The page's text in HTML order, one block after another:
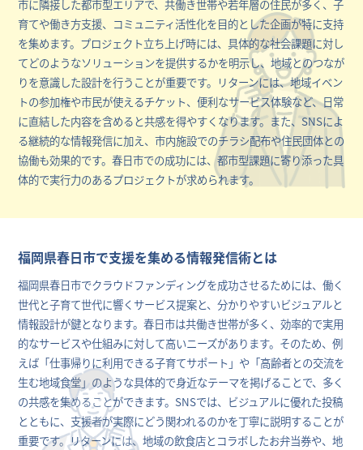
市に隣接した都市型エリアで、共働き世帯や若年層の住民が多く、子
育てや働き方支援、コミュニティ活性化を目的とした企画が特に支持
を集めます。プロジェクト立ち上げ時には、具体的な社会課題に対し
てどのようなソリューションを提供するかを明示し、地域とのつなが
りを意識した設計を行うことが重要です。リターンには、地域イベン
トの参加権や市民が使えるチケット、便利なサービス体験など、日常
に直結した内容を含めると共感を得やすくなります。また、SNSによ
る継続的な情報発信に加え、市内施設でのチラシ配布や住民団体との
協働も効果的です。春日市での成功には、都市型課題に寄り添った具
体的で実行力のあるプロジェクトが求められます。
福岡県春日市で支援を集める情報発信術とは
福岡県春日市でクラウドファンディングを成功させるためには、働く
世代と子育て世代に響くサービス提案と、分かりやすいビジュアルと
情報設計が鍵となります。春日市は共働き世帯が多く、効率的で実用
的なサービスや仕組みに対して高いニーズがあります。そのため、例
えば「仕事帰りに利用できる子育てサポート」や「高齢者との交流を
生む地域食堂」のような具体的で身近なテーマを掲げることで、多く
の共感を集めることができます。SNSでは、ビジュアルに優れた投稿
とともに、支援者が実際にどう関われるのかを丁寧に説明することが
重要です。リターンには、地域の飲食店とコラボしたお弁当券や、地